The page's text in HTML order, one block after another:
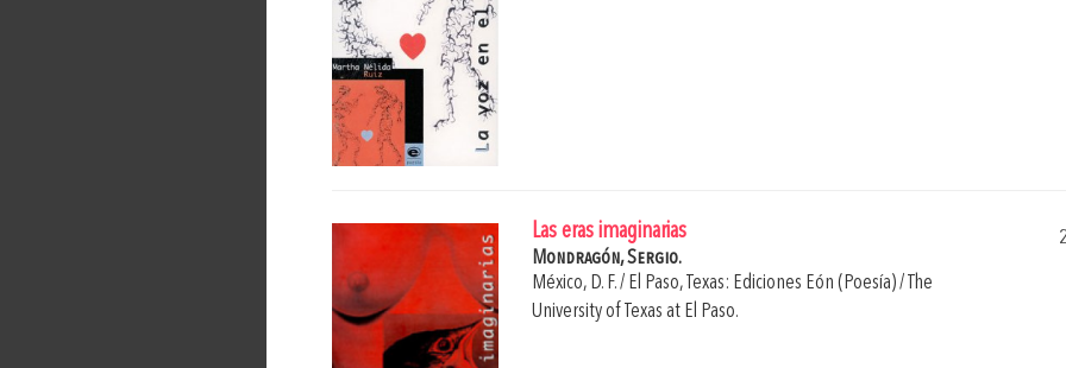
Las eras imaginarias
Mondragón, Sergio.
México, D. F. / El Paso, Texas: Ediciones Eón (Poesía) / The
University of Texas at El Paso.